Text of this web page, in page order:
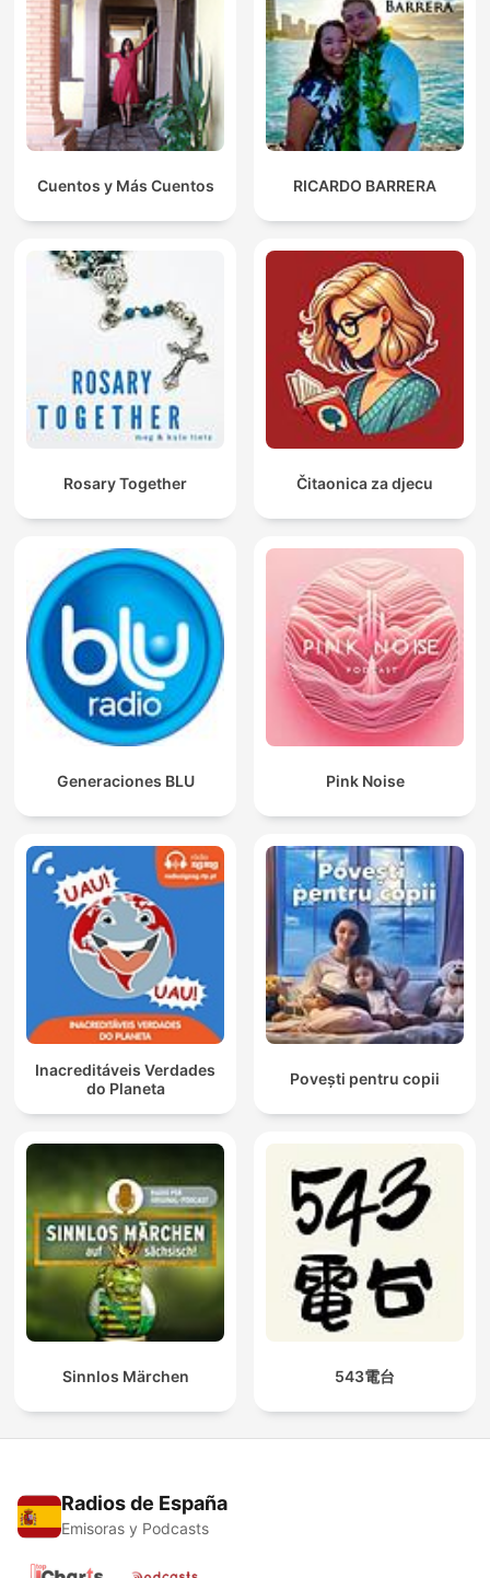
Cuentos y Más Cuentos RICARDO BARRERA
Rosary Together Čitaonica za djecu
Generaciones BLU Pink Noise
Inacreditáveis Verdades
do Planeta
Povești pentru copii
Sinnlos Märchen 543電台
Radios de España
Emisoras y Podcasts